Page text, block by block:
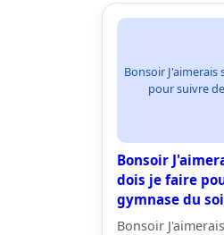
Bonsoir
pour suivre
Bonsoir
dois je faire
gymnase du
Bonsoir